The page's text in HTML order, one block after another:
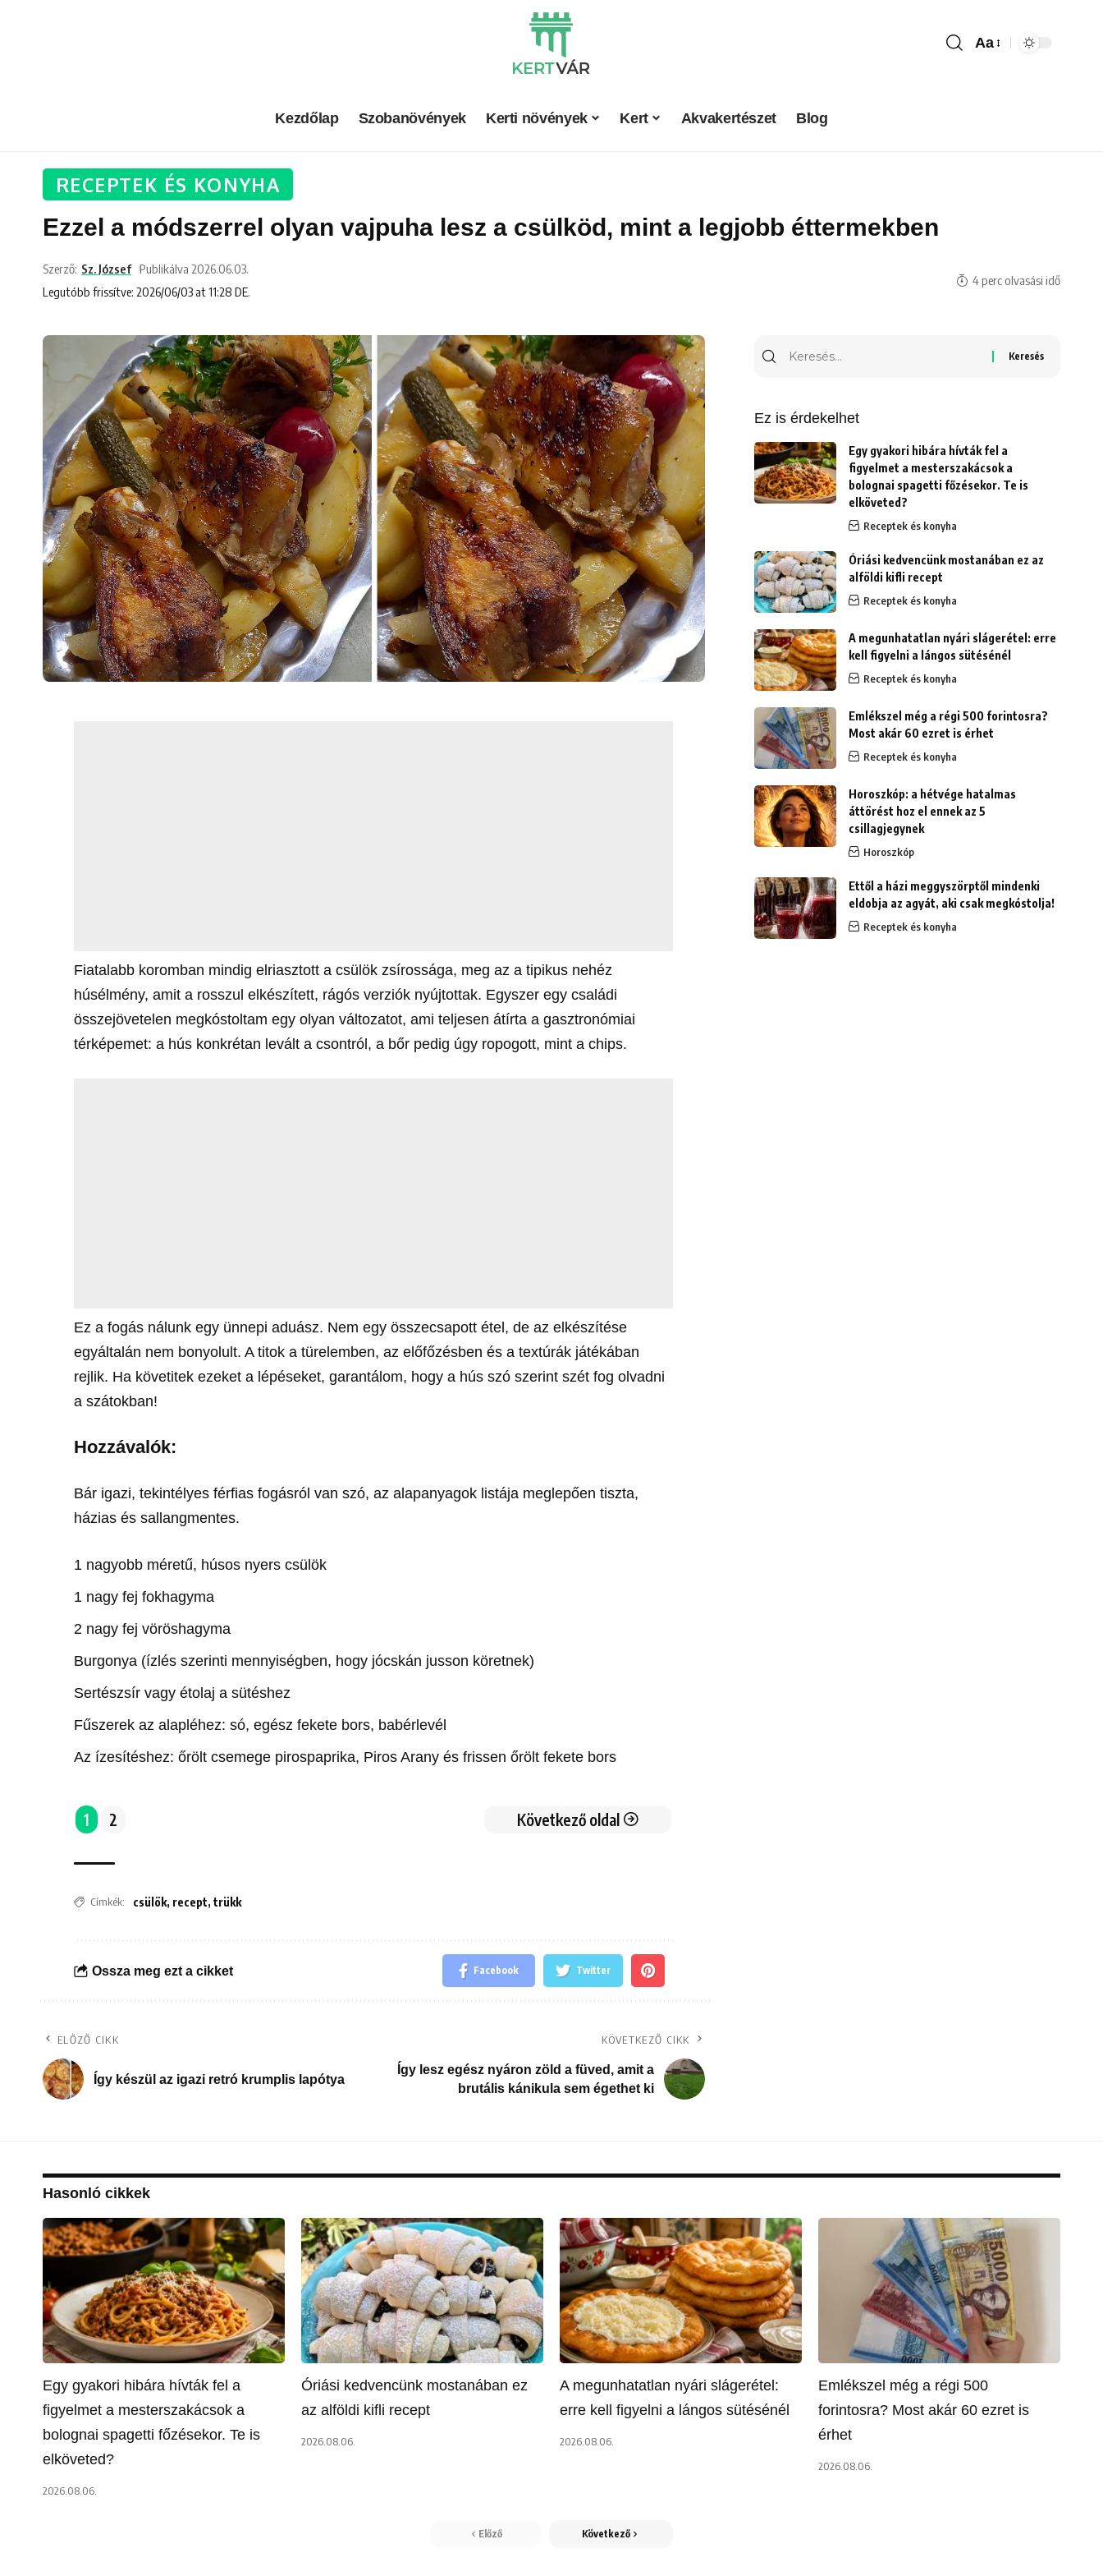
Aa
Kezdőlap Szobanövények Kerti növények Kert Akvakertészet Blog
RECEPTEK ÉS KONYHA
Ezzel a módszerrel olyan vajpuha lesz a csülköd, mint a legjobb éttermekben
Legutóbb frissítve: 2026/06/03 at 11:28 DE.
Szerző: Sz. József Publikálva 2026.06.03.
4 perc olvasási idő
Fiatalabb koromban mindig elriasztott a csülök zsírossága, meg az a tipikus nehéz
húsélmény, amit a rosszul elkészített, rágós verziók nyújtottak. Egyszer egy családi
összejövetelen megkóstoltam egy olyan változatot, ami teljesen átírta a gasztronómiai
térképemet: a hús konkrétan levált a csontról, a bőr pedig úgy ropogott, mint a chips.
Ez a fogás nálunk egy ünnepi aduász. Nem egy összecsapott étel, de az elkészítése
egyáltalán nem bonyolult. A titok a türelemben, az előfőzésben és a textúrák játékában
rejlik. Ha követitek ezeket a lépéseket, garantálom, hogy a hús szó szerint szét fog olvadni
a szátokban!
Hozzávalók:
Bár igazi, tekintélyes férfias fogásról van szó, az alapanyagok listája meglepően tiszta,
házias és sallangmentes.
1 nagyobb méretű, húsos nyers csülök
1 nagy fej fokhagyma
2 nagy fej vöröshagyma
Burgonya (ízlés szerinti mennyiségben, hogy jócskán jusson köretnek)
Sertészsír vagy étolaj a sütéshez
Fűszerek az alapléhez: só, egész fekete bors, babérlevél
Az ízesítéshez: őrölt csemege pirospaprika, Piros Arany és frissen őrölt fekete bors
1 2 Következő oldal
Címkék: csülök, recept,trükk
Ossza meg ezt a cikket Facebook Twitter
ELŐZŐ CIKK
Így készül az igazi retró krumplis lapótya
KÖVETKEZŐ CIKK
Így lesz egész nyáron zöld a füved, amit a
brutális kánikula sem égethet ki
Ez is érdekelhet
Egy gyakori hibára hívták fel a
figyelmet a mesterszakácsok a
bolognai spagetti főzésekor. Te is
elköveted?
Receptek és konyha
Óriási kedvencünk mostanában ez az
alföldi kifli recept
Receptek és konyha
A megunhatatlan nyári slágerétel: erre
kell figyelni a lángos sütésénél
Receptek és konyha
Emlékszel még a régi 500 forintosra?
Most akár 60 ezret is érhet
Receptek és konyha
Horoszkóp: a hétvége hatalmas
áttörést hoz el ennek az 5
csillagjegynek
Horoszkóp
Ettől a házi meggyszörptől mindenki
eldobja az agyát, aki csak megkóstolja!
Receptek és konyha
Hasonló cikkek
Egy gyakori hibára hívták fel a
figyelmet a mesterszakácsok a
bolognai spagetti főzésekor. Te is
elköveted?
2026.08.06.
Óriási kedvencünk mostanában ez
az alföldi kifli recept
2026.08.06.
A megunhatatlan nyári slágerétel:
erre kell figyelni a lángos sütésénél
2026.08.06.
Emlékszel még a régi 500
forintosra? Most akár 60 ezret is
érhet
2026.08.06.
Előző Következő